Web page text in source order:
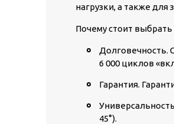
нагрузки, а также
Почему стоит выбрать
Долговечность.
6 000 циклов
Гарантия.
45°).